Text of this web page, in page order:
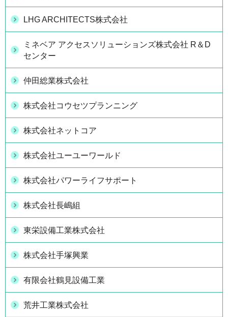
LHG ARCHITECTS株式会社
ミネベア アクセスソリューションズ株式会社 R＆D
センター
仲田総業株式会社
株式会社コウセツプランニング
株式会社ネットコア
株式会社ユーユーワールド
株式会社パワーライフサポート
株式会社長嶋組
東栄設備工業株式会社
株式会社手塚興業
有限会社鶴見設備工業
荒井工業株式会社